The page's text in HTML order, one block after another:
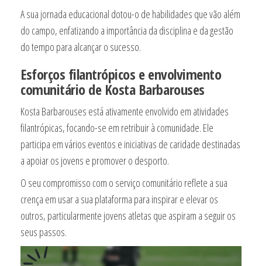
A sua jornada educacional dotou-o de habilidades que vão além
do campo, enfatizando a importância da disciplina e da gestão
do tempo para alcançar o sucesso.
Esforços filantrópicos e envolvimento
comunitário de Kosta Barbarouses
Kosta Barbarouses está ativamente envolvido em atividades
filantrópicas, focando-se em retribuir à comunidade. Ele
participa em vários eventos e iniciativas de caridade destinadas
a apoiar os jovens e promover o desporto.
O seu compromisso com o serviço comunitário reflete a sua
crença em usar a sua plataforma para inspirar e elevar os
outros, particularmente jovens atletas que aspiram a seguir os
seus passos.